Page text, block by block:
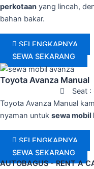
perkotaan yang lincah,
bahan bakar.
SELENGKAPNYA
SEWA SEKARANG
Toyota Avanza Manual
Seat :
Toyota Avanza Manual
nyaman untuk sewa mobil
SELENGKAPNYA
SEWA SEKARANG
AUTOBAGUS - RENT A